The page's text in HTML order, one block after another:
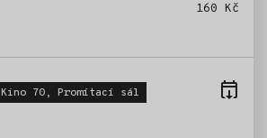
160 Kč
Kino 70, Promítací sál